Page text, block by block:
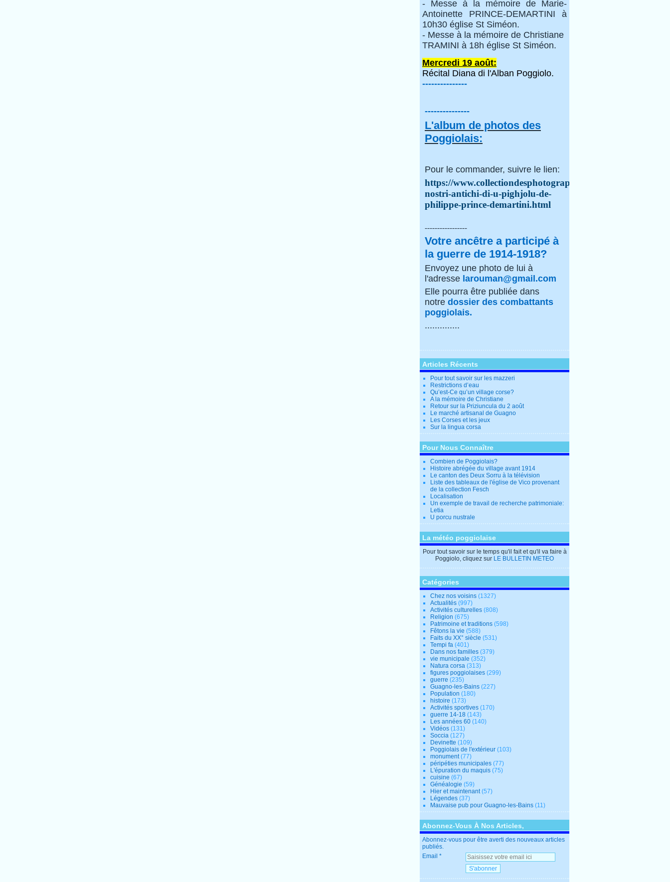
- Messe à la mémoire de Marie-
Antoinette PRINCE-DEMARTINI à
10h30 église St Siméon.
- Messe à la mémoire de Christiane
TRAMINI à 18h église St Siméon.
Mercredi 19 août:
Récital Diana di l'Alban Poggiolo.
---------------
---------------
L'album de photos des
Poggiolais:
Pour le commander, suivre le lien:
https://www.collectiondesphotographes.com/i-
nostri-antichi-di-u-pighjolu-de-
philippe-prince-demartini.html
-----------------
Votre ancêtre a participé à
la guerre de 1914-1918?
Envoyez une photo de lui à
l'adresse larouman@gmail.com
Elle pourra être publiée dans
notre dossier des combattants
poggiolais.
..............
Articles Récents
Pour tout savoir sur les mazzeri
Restrictions d’eau
Qu’est-Ce qu’un village corse?
A la mémoire de Christiane
Retour sur la Priziuncula du 2 août
Le marché artisanal de Guagno
Les Corses et les jeux
Sur la lingua corsa
Pour Nous Connaître
Combien de Poggiolais?
Histoire abrégée du village avant 1914
Le canton des Deux Sorru à la télévision
Liste des tableaux de l'église de Vico provenant
de la collection Fesch
Localisation
Un exemple de travail de recherche patrimoniale:
Letia
U porcu nustrale
La météo poggiolaise
Pour tout savoir sur le temps qu'il fait et qu'il va faire à
Poggiolo, cliquez sur LE BULLETIN METEO
Catégories
Chez nos voisins (1327)
Actualités (997)
Activités culturelles (808)
Religion (675)
Patrimoine et traditions (598)
Fêtons la vie (588)
Faits du XX° siècle (531)
Tempi fa (401)
Dans nos familles (379)
vie municipale (352)
Natura corsa (313)
figures poggiolaises (299)
guerre (235)
Guagno-les-Bains (227)
Population (180)
histoire (173)
Activités sportives (170)
guerre 14-18 (143)
Les années 60 (140)
Vidéos (131)
Soccia (127)
Devinette (109)
Poggiolais de l'extérieur (103)
monument(77)
péripéties municipales (77)
L'épuration du maquis (75)
cuisine (67)
Généalogie (59)
Hier et maintenant(57)
Légendes (37)
Mauvaise pub pour Guagno-les-Bains (11)
Abonnez-Vous À Nos Articles,
Abonnez-vous pour être averti des nouveaux articles
publiés.
Email